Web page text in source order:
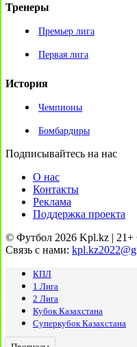
Тренеры
Премьер лига
Первая лига
История
Чемпионы
Бомбардиры
Подписывайтесь на нас
О нас
Контакты
Реклама
Поддержка проекта
© Футбол 2026 Kpl.kz | 21+
Связь с нами:
КПЛ
1 Лига
2 Лига
Кубок Казахстана
Суперкубок Казахстана